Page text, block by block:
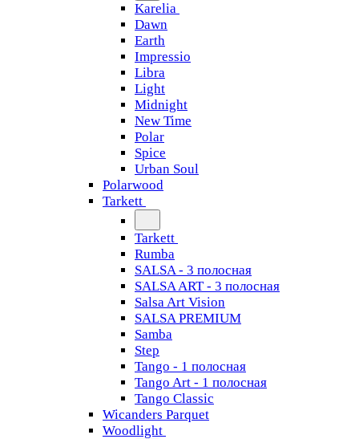
Karelia
Dawn
Earth
Impressio
Libra
Light
Midnight
New Time
Polar
Spice
Urban Soul
Polarwood
Tarkett
Tarkett
Rumba
SALSA - 3 полосная
SALSA ART - 3 полосная
Salsa Art Vision
SALSA PREMIUM
Samba
Step
Tango - 1 полосная
Tango Art - 1 полосная
Tango Classiс
Wicanders Parquet
Woodlight